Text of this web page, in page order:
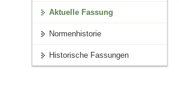
Aktuelle Fassung
Normenhistorie
Historische Fassungen